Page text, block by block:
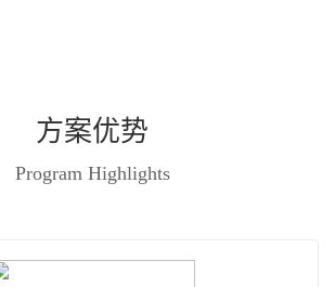
方案优势
Program Highlights